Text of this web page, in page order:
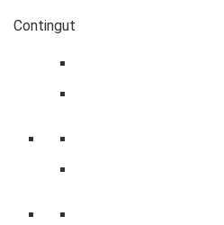
Contingut